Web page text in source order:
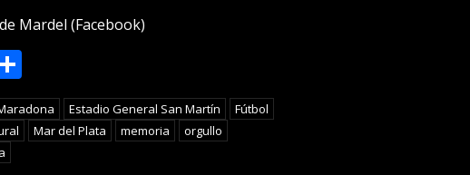
Mardel (Facebook)
Compartir
Estadio General San Martín
Fútbol
Mar del Plata memoria
orgullo